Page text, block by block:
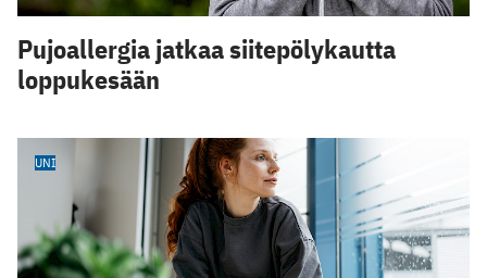
Pujoallergia jatkaa siitepölykautta
loppukesään
UNI